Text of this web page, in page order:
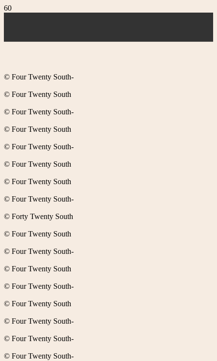
© Four Twenty South-
© Four Twenty South
© Four Twenty South-
© Four Twenty South
© Four Twenty South-
© Four Twenty South
© Four Twenty South
© Four Twenty South-
© Forty Twenty South
© Four Twenty South
© Four Twenty South-
© Four Twenty South
© Four Twenty South-
© Four Twenty South
© Four Twenty South-
© Four Twenty South-
© Four Twenty South-